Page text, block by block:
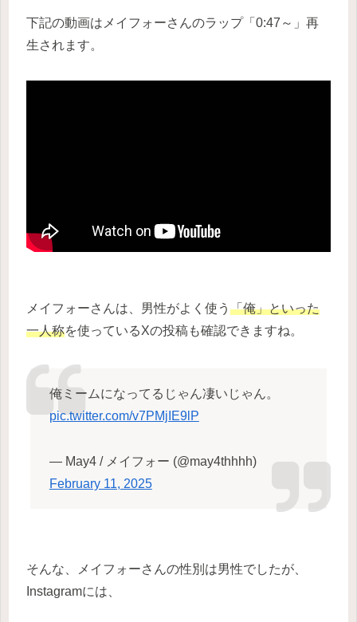
下記の動画はメイフォーさんのラップ「0:47～」再
生されます。
メイフォーさんは、男性がよく使う 「俺」といった
一人称を使っているXの投稿も確認できますね。
俺ミームになってるじゃん凄いじゃん。
pic.twitter.com/v7PMjIE9lP
— May4 / メイフォー (@may4thhhh)
February 11, 2025
そんな、メイフォーさんの性別は男性でしたが、
Instagramには、